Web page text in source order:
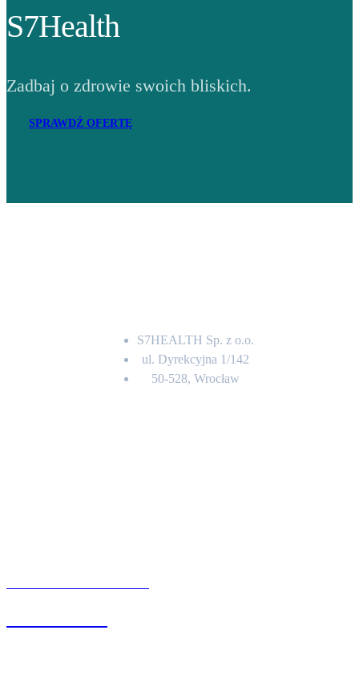
S7Health
Zadbaj o zdrowie swoich bliskich.
SPRAWDŹ OFERTĘ
S7HEALTH Sp. z o.o.
ul. Dyrekcyjna 1/142
50-528, Wrocław